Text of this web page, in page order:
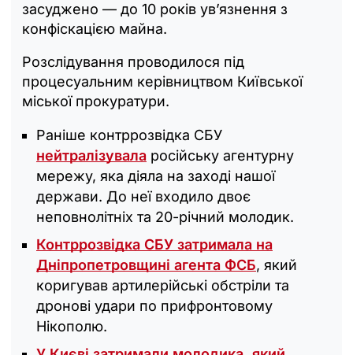
засуджено — до 10 років ув’язнення з
конфіскацією майна.
Розслідування проводилося під
процесуальним керівництвом Київської
міської прокуратури.
Раніше контррозвідка СБУ
нейтралізувала російську агентурну
мережу, яка діяла на заході нашої
держави. До неї входило двоє
неповнолітніх та 20-річний молодик.
Контррозвідка СБУ затримала на
Дніпропетровщині агента ФСБ, який
коригував артилерійські обстріли та
дронові удари по прифронтовому
Нікополю.